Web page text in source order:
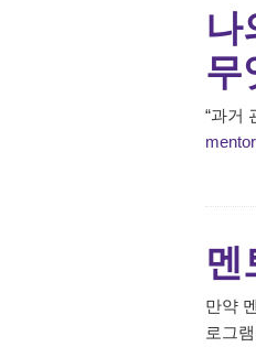
나
무
“과거
멘
만약
로그